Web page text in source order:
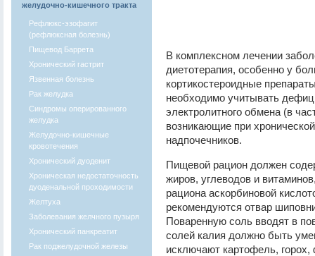
желудочно-кишечного тракта
Рефлюкс-эзофагит
(рефлюксная болезнь)
Пищевод Баррета
Хронический гастрит
Язвенная болезнь
Рак желудка
Синдромы оперированного
желудка
Желудочно-кишечные
кровотечения
Хронический дуоденит
Хроническая недостаточность
дуоденальной проходимости
Желтуха
Заболевания желчного пузыря
Хронический панкреатит
Рак поджелудочной железы
В комплексном лечении
диетотерапия, особенно у
кортикостероидные
необходимо учитывать
электролитного обмена (в
возникающие при
надпочечников.
Пищевой рацион должен
жиров, углеводов и
рациона аскорбиновой
рекомендуются отвар
Поваренную соль вводят в
солей калия должно быть
исключают картофель,